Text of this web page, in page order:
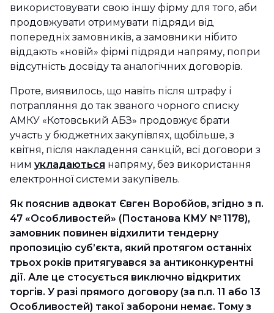
використовувати свою іншу фірму для того, аби
продовжувати отримувати підряди від
попередніх замовників, а замовники нібито
віддають «новій» фірмі підряди напряму, попри
відсутність досвіду та аналогічних договорів.
Проте, виявилось, що навіть після штрафу і
потрапляння до так званого чорного списку
АМКУ «Котовський АБЗ» продовжує брати
участь у бюджетних закупівлях, щобільше, з
квітня, після накладення санкцій, всі договори з
ним укладаються напряму, без використання
електронної системи закупівель.
Як пояснив адвокат Євген Воробйов, згідно з п.
47 «Особливостей» (Постанова КМУ № 1178),
замовник повинен відхилити тендерну
пропозицію суб’єкта, який протягом останніх
трьох років притягувався за антиконкурентні
дії. Але це стосується виключно відкритих
торгів. У разі прямого договору (за п.п. 11 або 13
Особливостей) такої заборони немає. Тому з